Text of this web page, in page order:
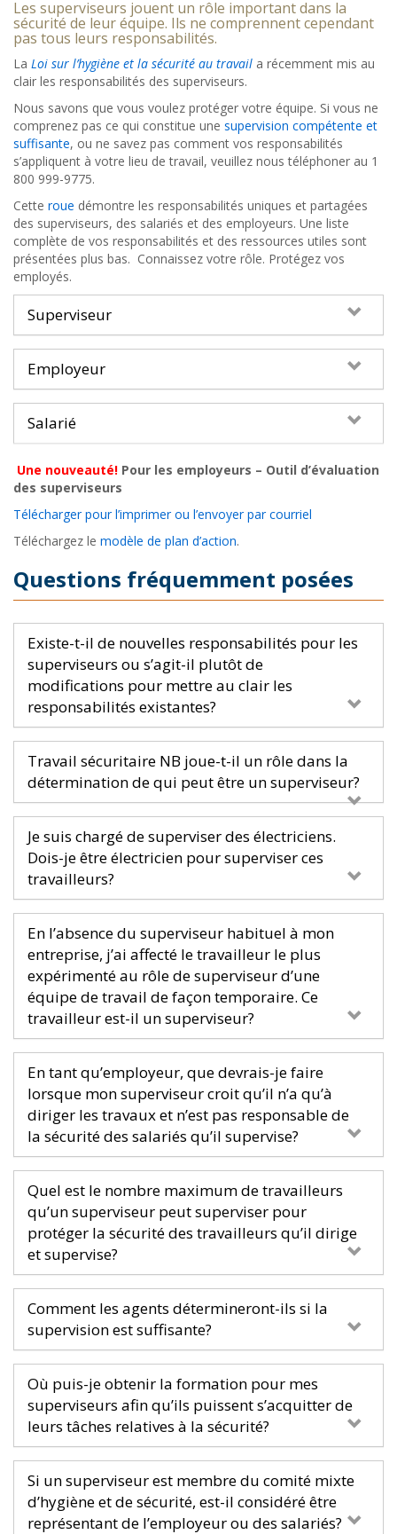
Les superviseurs jouent un rôle important dans la
sécurité de leur équipe. Ils ne comprennent cependant
pas tous leurs responsabilités.
La Loi sur l’hygiène et la sécurité au travail a récemment mis au
clair les responsabilités des superviseurs.
Nous savons que vous voulez protéger votre équipe. Si vous ne
comprenez pas ce qui constitue une supervision compétente et
suffisante, ou ne savez pas comment vos responsabilités
s’appliquent à votre lieu de travail, veuillez nous téléphoner au 1
800 999-9775.
Cette roue démontre les responsabilités uniques et partagées
des superviseurs, des salariés et des employeurs. Une liste
complète de vos responsabilités et des ressources utiles sont
présentées plus bas. Connaissez votre rôle. Protégez vos
employés.
Superviseur
Employeur
Salarié
Une nouveauté! Pour les employeurs – Outil d’évaluation
des superviseurs
Télécharger pour l’imprimer ou l’envoyer par courriel
Téléchargez le modèle de plan d’action.
Questions fréquemment posées
Existe-t-il de nouvelles responsabilités pour les
superviseurs ou s’agit-il plutôt de
modifications pour mettre au clair les
responsabilités existantes?
Travail sécuritaire NB joue-t-il un rôle dans la
détermination de qui peut être un superviseur?
Je suis chargé de superviser des électriciens.
Dois-je être électricien pour superviser ces
travailleurs?
En l’absence du superviseur habituel à mon
entreprise, j’ai affecté le travailleur le plus
expérimenté au rôle de superviseur d’une
équipe de travail de façon temporaire. Ce
travailleur est-il un superviseur?
En tant qu’employeur, que devrais-je faire
lorsque mon superviseur croit qu’il n’a qu’à
diriger les travaux et n’est pas responsable de
la sécurité des salariés qu’il supervise?
Quel est le nombre maximum de travailleurs
qu’un superviseur peut superviser pour
protéger la sécurité des travailleurs qu’il dirige
et supervise?
Comment les agents détermineront-ils si la
supervision est suffisante?
Où puis-je obtenir la formation pour mes
superviseurs afin qu’ils puissent s’acquitter de
leurs tâches relatives à la sécurité?
Si un superviseur est membre du comité mixte
d’hygiène et de sécurité, est-il considéré être
représentant de l’employeur ou des salariés?